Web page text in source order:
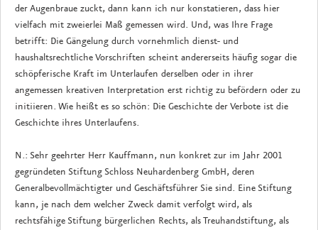
der Augenbraue zuckt, dann kann ich nur konstatieren, dass hier
vielfach mit zweierlei Maß gemessen wird. Und, was Ihre Frage
betrifft: Die Gängelung durch vornehmlich dienst- und
haushaltsrechtliche Vorschriften scheint andererseits häufig sogar die
schöpferische Kraft im Unterlaufen derselben oder in ihrer
angemessen kreativen Interpretation erst richtig zu befördern oder zu
initiieren. Wie heißt es so schön: Die Geschichte der Verbote ist die
Geschichte ihres Unterlaufens.
N.: Sehr geehrter Herr Kauffmann, nun konkret zur im Jahr 2001
gegründeten Stiftung Schloss Neuhardenberg GmbH, deren
Generalbevollmächtigter und Geschäftsführer Sie sind. Eine Stiftung
kann, je nach dem welcher Zweck damit verfolgt wird, als
rechtsfähige Stiftung bürgerlichen Rechts, als Treuhandstiftung, als